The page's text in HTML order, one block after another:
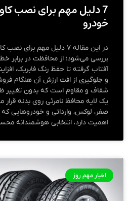
خودرو
بررسی می‌شود؛ از محافظت در
آفتاب گرفته تا حفظ رنگ فابریک،
شفاف و مقاوم است که بدون تغییر
یک لایه محافظ نامرئی روی بدنه قرار
صفر، لوکس، وارداتی و خودروهایی
اهمیت دارد، انتخابی هوشمندانه
اخبار مهم روز